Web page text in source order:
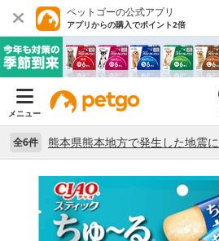
ペットゴーの公式アプリ
アプリからの購入でポイント2倍
メニュー
全6件